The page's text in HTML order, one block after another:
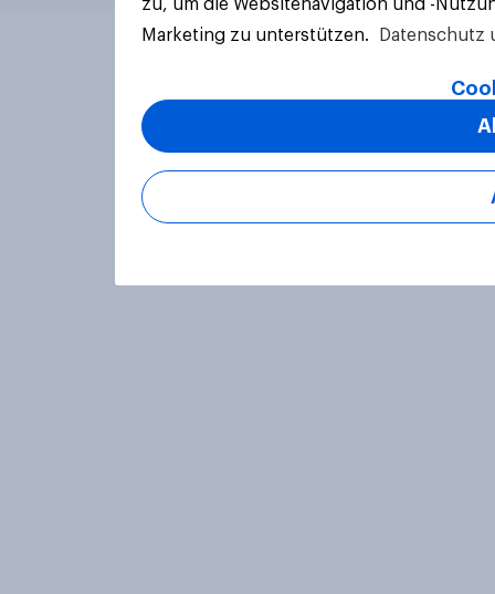
zu, um die Websitenavigation und -
Marketing zu unterstützen.
Datenschutz